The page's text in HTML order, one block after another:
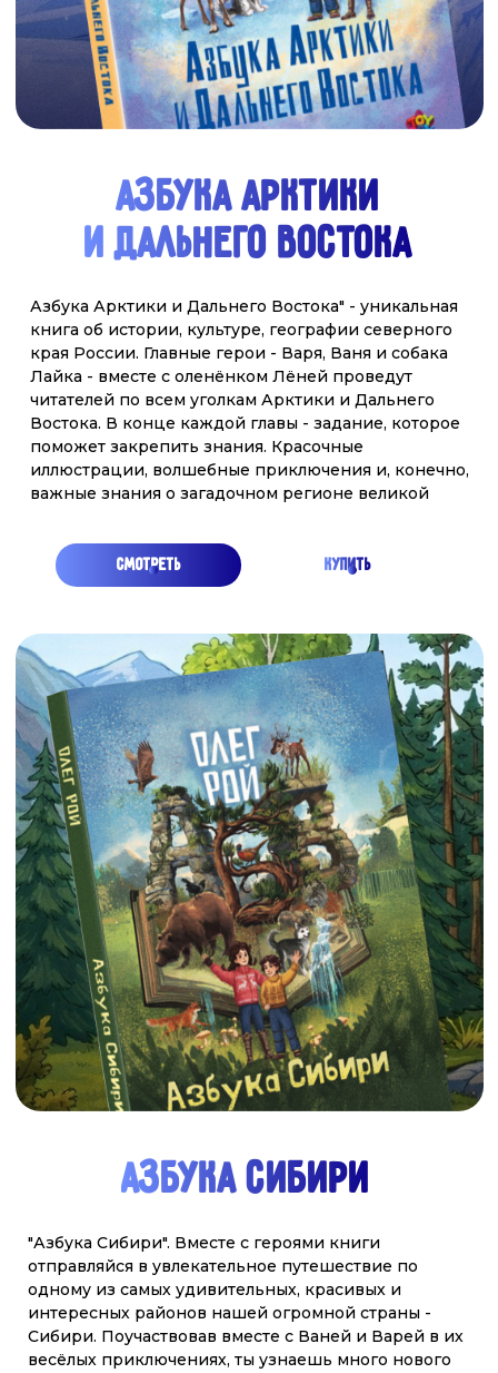
смотреть купить
"Азбука Сибири". Вместе с героями книги
отправляйся в увлекательное путешествие по
одному из самых удивительных, красивых и
интересных районов нашей огромной страны -
Сибири. Поучаствовав вместе с Ваней и Варей в их
весёлых приключениях, ты узнаешь много нового
об этом чудесном крае, о его природе, реках и
праздниках и сказках!
смотреть купить
Вместе со своими друзьями - необыкновенной
собакой Лайкой, которая умеет не только говорить,
но и пользоваться интернетом и сказочным
северным оленем, Лёней вы отправитесь в
путешествие на настоящем ледоколе. Эта поездка
по холодным морям подарила брату и сестре, не
только захватывающие приключения, но и новые
знания — о русском Севере, и героической
истории его покорения, о его невероятной
природе и столь же невероятных жителях и об
уникальных российских кораблях-ледоколах,
подобных которым нет нигде в мире. Вернувшись
домой, Ваня и Варя решили поделиться тем, что
узнали, со всеми ребятами нашей необъятной и
прекрасной
АРКТИКА
Главные герои - Варя, Ваня и собака Лайка - вместе
каждой главы - задание, которое поможет
закрепить знания. Красочные иллюстрации Ольги
Графовой как нельзя лучше передают красоту
севера.
НАШИ АЗБУКИ?